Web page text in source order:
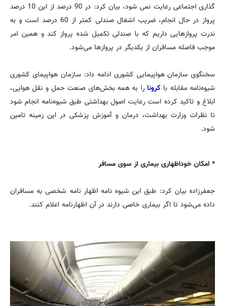
گذاری اجتماعی رعایت نمی شود، بیان کرد: در 90 درصد از این 10 درصد
پرواز در حال انجام، ضریب اشغال صندلی کمتر از 60 درصد است و به
ندرت پروازهایی داریم که با صندلی تکمیل شده پرواز کند‌ و همین امر
موجب فاصله مسافران از یکدیگر در پروازها می‌شود.
سخنگوی سازمان هواپیمایی کشوری ادامه داد: سازمان هواپیمای کشوری
شیوه‌نامه مقابله با کرونا را به همه بخش‌های صنعت حمل و نقل هوایی،
ابلاغ و تاکید کرده است رعایت اصول بهداشتی طبق شیوه‌نامه انجام شود
تا نظرات وزارت بهداشت، درمان و آموزش پزشکی در این زمینه تامین
شود.
* امکان خوداظهاری بیماری از سوی مسافر
جعفرزاده بیان کرد: طبق این شیوه نامه اظهار نامه شخصی به مسافران
داده می‌شود تا اگر بیماری خاصی دارند در آن اظهارنامه اعلام کنند.